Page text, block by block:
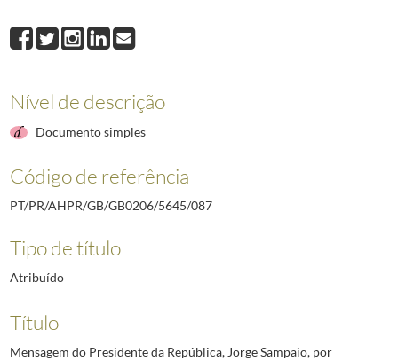
088 Mensagem de Sua Excelência o Presidente da República por ocasião
089 Mensagem de Ano Novo do Presidente da República. Palácio de Belém,
Nível de descrição
Documento simples
Código de referência
PT/PR/AHPR/GB/GB0206/5645/087
Tipo de título
Atribuído
Título
Mensagem do Presidente da República, Jorge Sampaio, por